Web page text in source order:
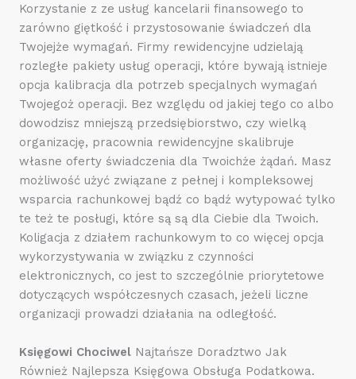
Korzystanie z ze usług kancelarii finansowego to
zarówno giętkość i przystosowanie świadczeń dla
Twojejże wymagań. Firmy rewidencyjne udzielają
rozległe pakiety usług operacji, które bywają istnieje
opcja kalibracja dla potrzeb specjalnych wymagań
Twojegoż operacji. Bez względu od jakiej tego co albo
dowodzisz mniejszą przedsiębiorstwo, czy wielką
organizację, pracownia rewidencyjne skalibruje
własne oferty świadczenia dla Twoichże żądań. Masz
możliwość użyć związane z pełnej i kompleksowej
wsparcia rachunkowej bądź co bądź wytypować tylko
te też te posługi, które są są dla Ciebie dla Twoich.
Koligacja z działem rachunkowym to co więcej opcja
wykorzystywania w związku z czynności
elektronicznych, co jest to szczególnie priorytetowe
dotyczących współczesnych czasach, jeżeli liczne
organizacji prowadzi działania na odległość.
Księgowi Chociwel Najtańsze Doradztwo Jak
Również Najlepsza Księgowa Obsługa Podatkowa.